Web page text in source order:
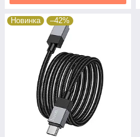
Новинка –42%